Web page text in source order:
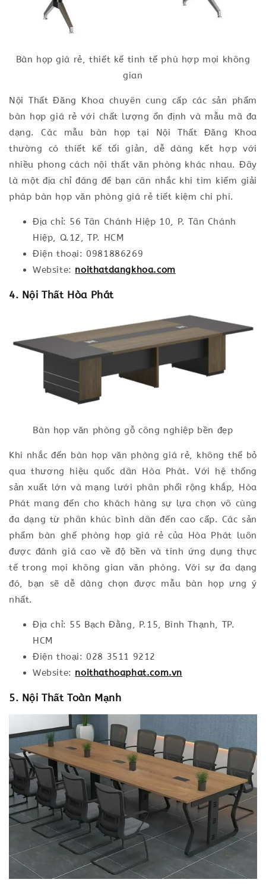
Bàn họp giá rẻ, thiết kế tinh tế phù hợp mọi không
gian
Nội Thất Đăng Khoa chuyên cung cấp các sản phẩm
bàn họp giá rẻ với chất lượng ổn định và mẫu mã đa
dạng. Các mẫu bàn họp tại Nội Thất Đăng Khoa
thường có thiết kế tối giản, dễ dàng kết hợp với
nhiều phong cách nội thất văn phòng khác nhau. Đây
là một địa chỉ đáng để bạn cân nhắc khi tìm kiếm giải
pháp bàn họp văn phòng giá rẻ tiết kiệm chi phí.
Địa chỉ: 56 Tân Chánh Hiệp 10, P. Tân Chánh
Hiệp, Q.12, TP. HCM
Điện thoại: 0981886269
Website: noithatdangkhoa.com
4. Nội Thất Hòa Phát
Bàn họp văn phòng gỗ công nghiệp bền đẹp
Khi nhắc đến bàn họp văn phòng giá rẻ, không thể bỏ
qua thương hiệu quốc dân Hòa Phát. Với hệ thống
sản xuất lớn và mạng lưới phân phối rộng khắp, Hòa
Phát mang đến cho khách hàng sự lựa chọn vô cùng
đa dạng từ phân khúc bình dân đến cao cấp. Các sản
phẩm bàn ghế phòng họp giá rẻ của Hòa Phát luôn
được đánh giá cao về độ bền và tính ứng dụng thực
tế trong mọi không gian văn phòng. Với sự đa dạng
đó, bạn sẽ dễ dàng chọn được mẫu bàn họp ưng ý
nhất.
Địa chỉ: 55 Bạch Đằng, P.15, Bình Thạnh, TP.
HCM
Điện thoại: 028 3511 9212
Website: noithathoaphat.com.vn
5. Nội Thất Toàn Mạnh